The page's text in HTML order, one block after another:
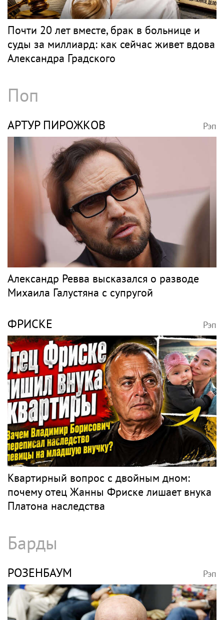
Почти 20 лет вместе, брак в больнице и
суды за миллиард: как сейчас живет вдова
Александра Градского
Поп
АРТУР ПИРОЖКОВ Рэп
Александр Ревва высказался о разводе
Михаила Галустяна с супругой
ФРИСКЕ Рэп
Квартирный вопрос с двойным дном:
почему отец Жанны Фриске лишает внука
Платона наследства
Барды
РОЗЕНБАУМ Рэп